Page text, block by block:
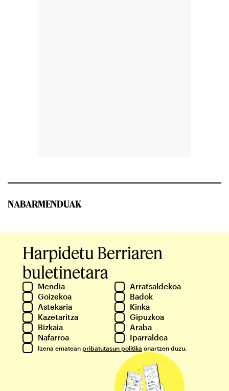
NABARMENDUAK
Harpidetu Berriaren
buletinetara
Mendia
Arratsaldekoa
Goizekoa
Badok
Astekaria
Kinka
Kazetaritza
Gipuzkoa
Bizkaia
Araba
Nafarroa
Iparraldea
Izena ematean pribatutasun politika onartzen duzu.